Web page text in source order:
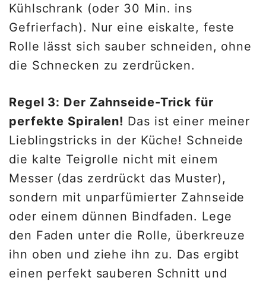
Kühlschrank (oder 30 Min. ins
Gefrierfach). Nur eine eiskalte, feste
Rolle lässt sich sauber schneiden, ohne
die Schnecken zu zerdrücken.
Regel 3: Der Zahnseide-Trick für
perfekte Spiralen! Das ist einer meiner
Lieblingstricks in der Küche! Schneide
die kalte Teigrolle nicht mit einem
Messer (das zerdrückt das Muster),
sondern mit unparfümierter Zahnseide
oder einem dünnen Bindfaden. Lege
den Faden unter die Rolle, überkreuze
ihn oben und ziehe ihn zu. Das ergibt
einen perfekt sauberen Schnitt und